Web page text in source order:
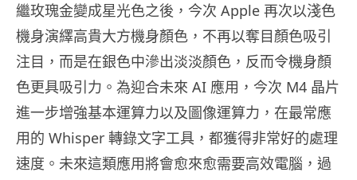
繼玫瑰金變成星光色之後，今次 Apple 再次以淺色
機身演繹高貴大方機身顏色，不再以奪目顏色吸引
注目，而是在銀色中滲出淡淡顏色，反而令機身顏
色更具吸引力。為迎合未來 AI 應用，今次 M4 晶片
進一步增強基本運算力以及圖像運算力，在最常應
用的 Whisper 轉錄文字工具，都獲得非常好的處理
速度。未來這類應用將會愈來愈需要高效電腦，過